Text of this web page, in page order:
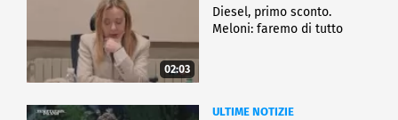
02:03
Diesel, primo sconto.
Meloni: faremo di tutto
ULTIME NOTIZIE